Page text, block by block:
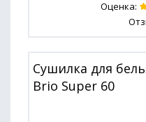
Оценка:
Сушилка для
Brio Super 60